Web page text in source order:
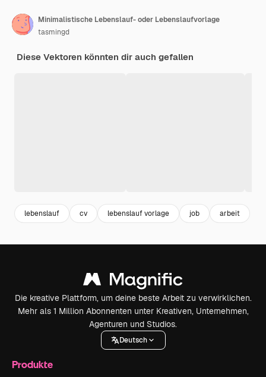
Minimalistische Lebenslauf- oder Lebenslaufvorlage
tasmingd
Diese Vektoren könnten dir auch gefallen
lebenslauf cv lebenslauf vorlage job arbeit
Die kreative Plattform, um deine beste Arbeit zu verwirklichen.
Mehr als 1 Million Abonnenten unter Kreativen, Unternehmen,
Agenturen und Studios.
Deutsch
Produkte